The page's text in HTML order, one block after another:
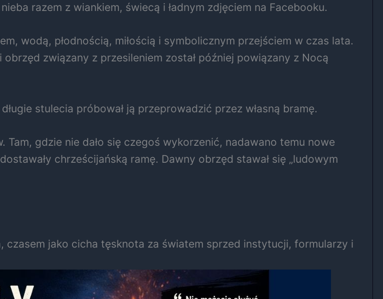
razem z wiankiem, świecą i ładnym zdjęciem na Facebooku.
wodą, płodnością, miłością i symbolicznym przejściem w czas lata.
związany z przesileniem został później powiązany z Nocą
stulecia próbował ją przeprowadzić przez własną bramę.
Tam, gdzie nie dało się czegoś wykorzenić, nadawano temu nowe
chrześcijańską ramę. Dawny obrzęd stawał się „ludowym
jako cicha tęsknota za światem sprzed instytucji, formularzy i